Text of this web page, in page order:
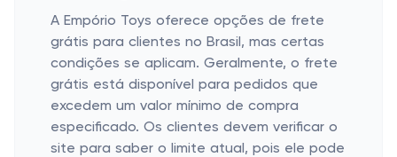
A Empório Toys oferece opções de frete
grátis para clientes no Brasil, mas certas
condições se aplicam. Geralmente, o frete
grátis está disponível para pedidos que
excedem um valor mínimo de compra
especificado. Os clientes devem verificar o
site para saber o limite atual, pois ele pode